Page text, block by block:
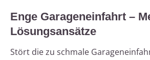
Enge Garageneinfahrt –
Lösungsansätze
Stört die zu schmale